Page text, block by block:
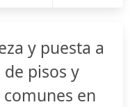
y puesta a
pisos y
comunes en